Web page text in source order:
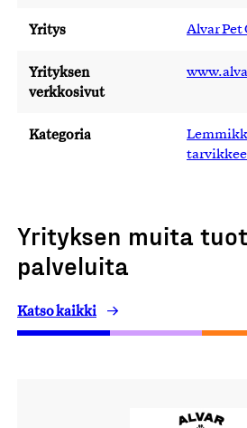
Yritys Alvar Pet
Yrityksen
verkkosivut
Kategoria
Yrityksen muita
palveluita
Katso kaikki